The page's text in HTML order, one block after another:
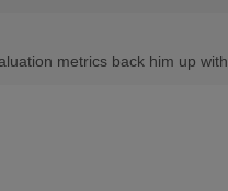
metrics back him up